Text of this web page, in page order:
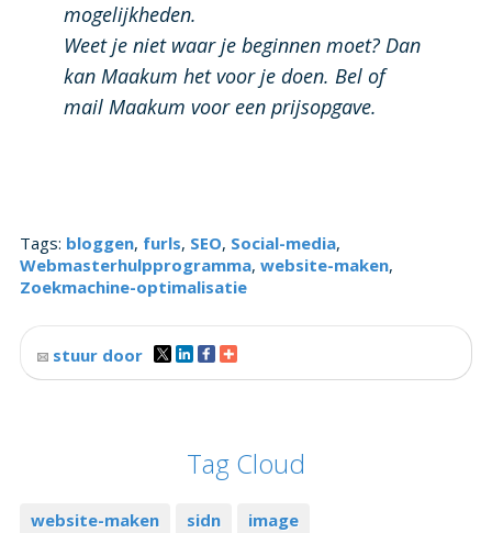
mogelijkheden.
Weet je niet waar je beginnen moet? Dan
kan Maakum het voor je doen. Bel of
mail Maakum voor een prijsopgave.
Tags: bloggen, furls, SEO, Social-media,
Webmasterhulpprogramma, website-maken,
Zoekmachine-optimalisatie
stuur door
Tag Cloud
website-maken sidn
image